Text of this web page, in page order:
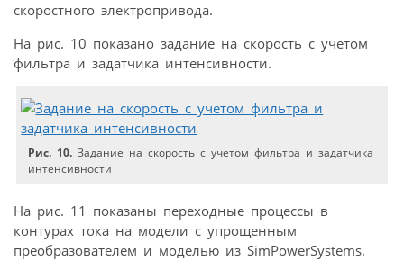
скоростного электропривода.
На рис. 10 показано задание на скорость с учетом
фильтра и задатчика интенсивности.
Рис. 10. Задание на скорость с учетом фильтра и задатчика
интенсивности
На рис. 11 показаны переходные процессы в
контурах тока на модели с упрощенным
преобразователем и моделью из SimPowerSystems.